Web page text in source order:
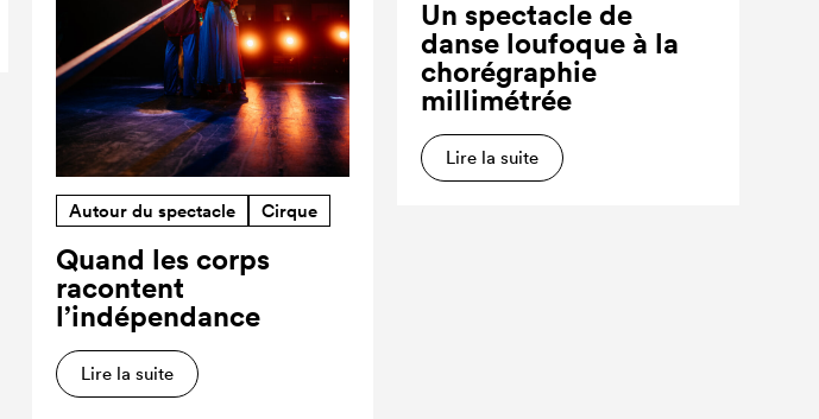
Autour du spectacle Cirque
Quand les corps
racontent
l’indépendance
Lire la suite
Un spectacle de
danse loufoque à la
chorégraphie
millimétrée
Lire la suite